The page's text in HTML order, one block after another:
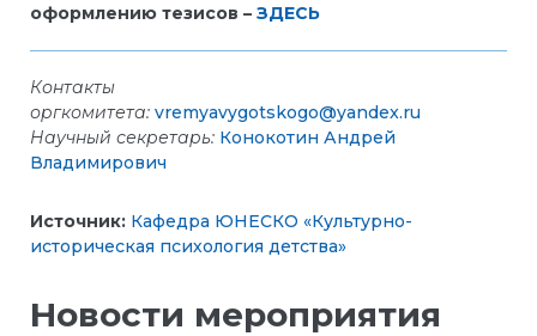
оформлению тезисов – ЗДЕСЬ
Контакты
оргкомитета: vremyavygotskogo@yandex.ru
Научный секретарь: Конокотин Андрей
Владимирович
Источник: Кафедра ЮНЕСКО «Культурно-
историческая психология детства»
Новости мероприятия